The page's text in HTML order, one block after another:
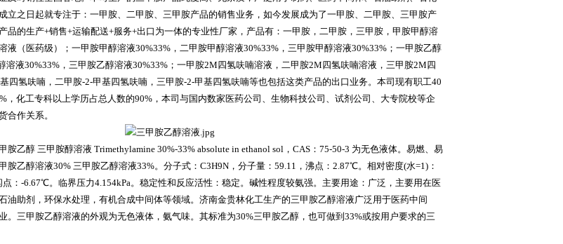
立之日起就专注于：一甲胺、二甲胺、三甲胺产品的销售业务，如今发展成为了一甲胺、二甲胺、三甲胺产
品的生产+销售+运输配送+服务+出口为一体的专业性厂家，产品有：一甲胺，二甲胺，三甲胺，甲胺甲醇溶
液（医药级）；一甲胺甲醇溶液30%33%，二甲胺甲醇溶液30%33%，三甲胺甲醇溶液30%33%；一甲胺乙醇
溶液30%33%，三甲胺乙醇溶液30%33%；一甲胺2M四氢呋喃溶液，二甲胺2M四氢呋喃溶液，三甲胺2M四
四氢呋喃，二甲胺-2-甲基四氢呋喃，三甲胺-2-甲基四氢呋喃等也包括这类产品的出口业务。本司现有职工40
，化工专科以上学历占总人数的90%，本司与国内数家医药公司、生物科技公司、试剂公司、大专院校等企
合作关系。
胺乙醇 三甲胺醇溶液 Trimethylamine 30%-33% absolute in ethanol sol，CAS：75-50-3 为无色液体。易燃、易
胺乙醇溶液30% 三甲胺乙醇溶液33%。分子式：C3H9N，分子量：59.11，沸点：2.87℃。相对密度(水=1)：
：-6.67℃。临界压力4.154kPa。稳定性和反应活性：稳定。碱性程度较氨强。主要用途：广泛，主要用在医
油助剂，环保水处理，有机合成中间体等领域。济南金贵林化工生产的三甲胺乙醇溶液广泛用于医药中间
。三甲胺乙醇溶液的外观为无色液体，氨气味。其标准为30%三甲胺乙醇，也可做到33%或按用户要求的三